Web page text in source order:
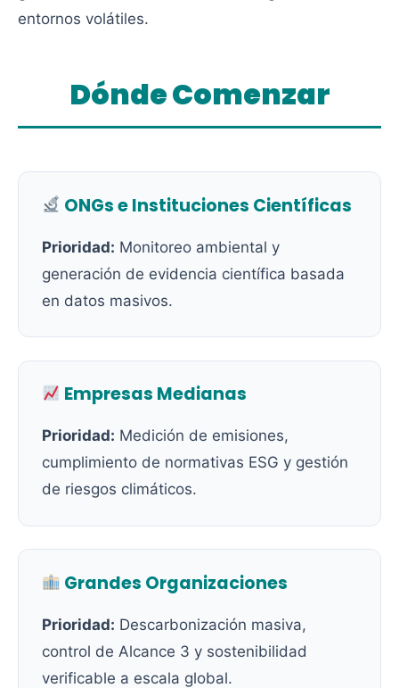
entornos volátiles.
Dónde Comenzar
ONGs e Instituciones Científicas
Prioridad: Monitoreo ambiental y
generación de evidencia científica basada
en datos masivos.
Empresas Medianas
Prioridad: Medición de emisiones,
cumplimiento de normativas ESG y gestión
de riesgos climáticos.
Grandes Organizaciones
Prioridad: Descarbonización masiva,
control de Alcance 3 y sostenibilidad
verificable a escala global.